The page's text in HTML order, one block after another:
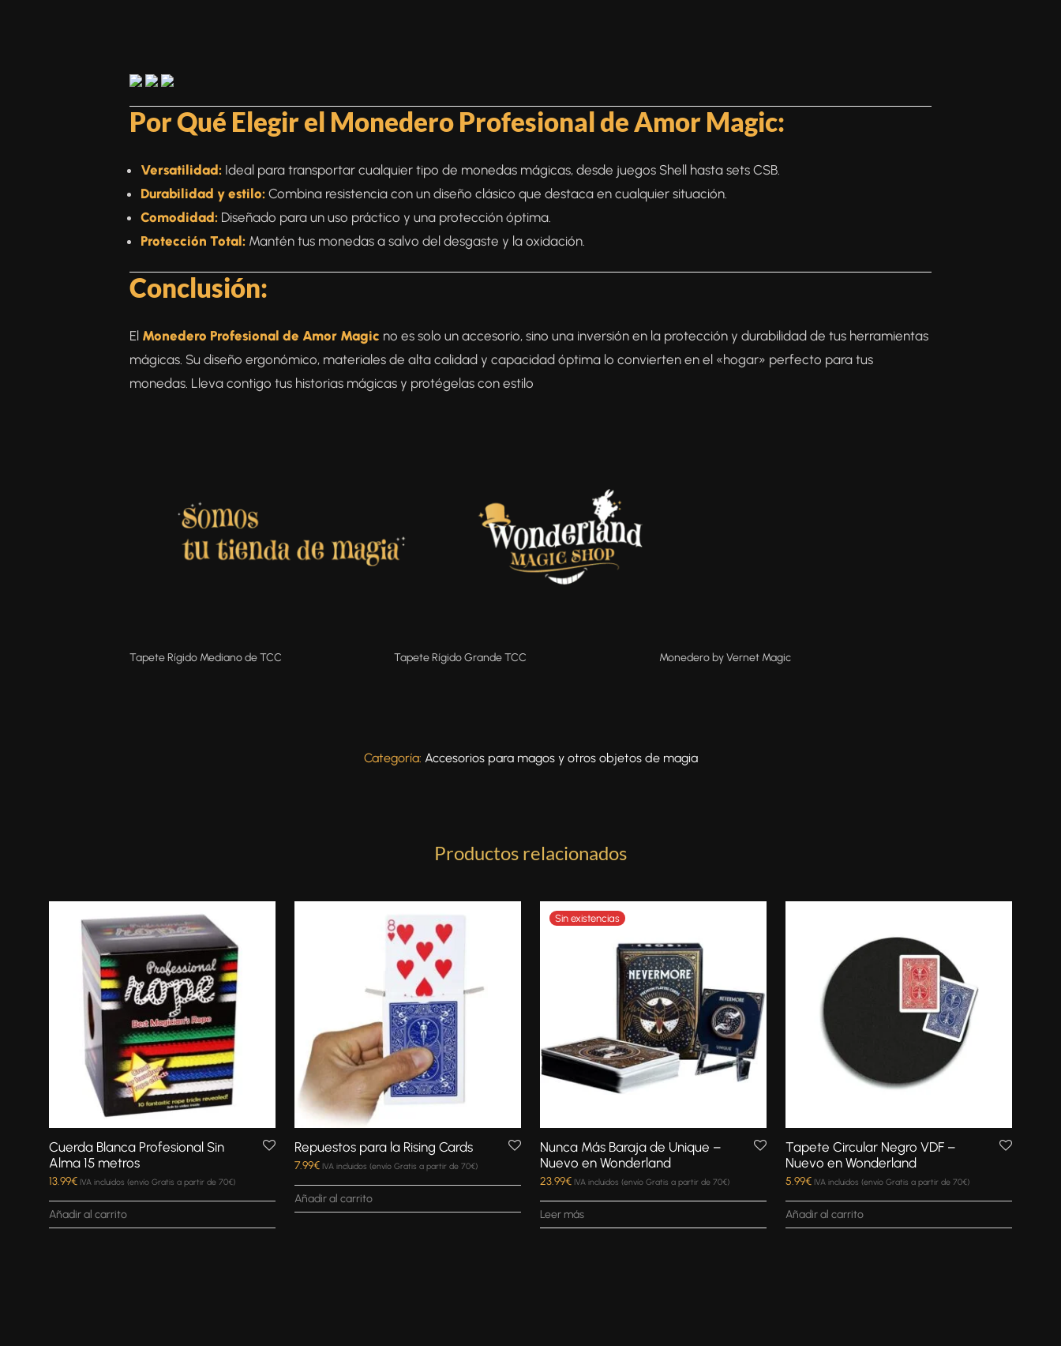
Por Qué Elegir el Monedero Profesional de Amor Magic:
Versatilidad: Ideal para transportar cualquier tipo de monedas mágicas, desde juegos Shell hasta sets CSB.
Durabilidad y estilo: Combina resistencia con un diseño clásico que destaca en cualquier situación.
Comodidad: Diseñado para un uso práctico y una protección óptima.
Protección Total: Mantén tus monedas a salvo del desgaste y la oxidación.
Conclusión:
El Monedero Profesional de Amor Magic no es solo un accesorio, sino una inversión en la protección y durabilidad de tus herramientas
mágicas. Su diseño ergonómico, materiales de alta calidad y capacidad óptima lo convierten en el «hogar» perfecto para tus
monedas. Lleva contigo tus historias mágicas y protégelas con estilo
Tapete Rígido Mediano de TCC Tapete Rígido Grande TCC Monedero by Vernet Magic
Categoría: Accesorios para magos y otros objetos de magia
Productos relacionados
Cuerda Blanca Profesional Sin
Alma 15 metros
13.99€ IVA incluidos (envío Gratis a partir de 70€)
Añadir al carrito
Repuestos para la Rising Cards
7.99€ IVA incluidos (envío Gratis a partir de 70€)
Añadir al carrito
Nunca Más Baraja de Unique –
Nuevo en Wonderland
23.99€ IVA incluidos (envío Gratis a partir de 70€)
Leer más
Tapete Circular Negro VDF –
Nuevo en Wonderland
5.99€ IVA incluidos (envío Gratis a partir de 70€)
Añadir al carrito